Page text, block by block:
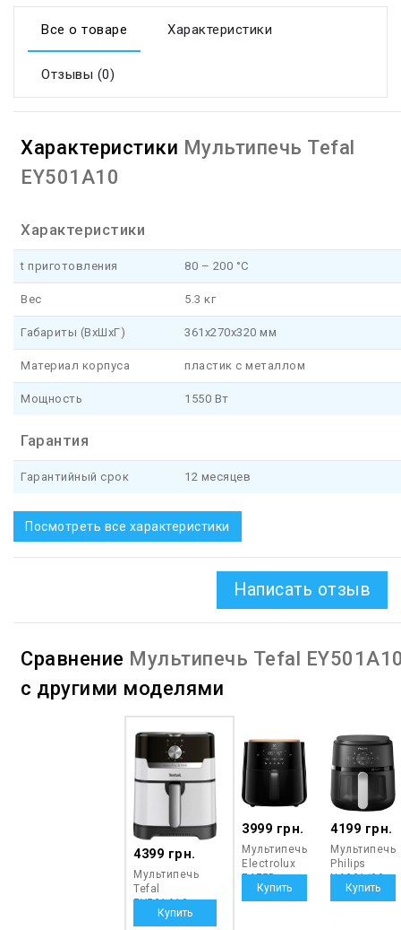
Все о товаре Характеристики
Отзывы (0)
Характеристики Мультипечь Tefal
EY501A10
Характеристики
t приготовления 80 – 200 °С
Вес 5.3 кг
Габариты (ВхШхГ) 361х270х320 мм
Материал корпуса пластик с металлом
Мощность 1550 Вт
Гарантия
Гарантийный срок 12 месяцев
Посмотреть все характеристики
Написать отзыв
Сравнение Мультипечь Tefal
с другими моделями
4399 грн.
Мультипечь
Tefal
EY501A10
3999 грн.
Мультипечь
Electrolux
EAF5B
4199 грн.
Мультипечь
Philips
NA221/00